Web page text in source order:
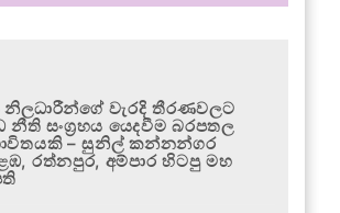
නිලධාරීන්ගේ වැරදි තීරණවලට
නීති සංග්‍රහය යෙදවීම බරපතල
– සුනිල් කන්නන්ගර
රත්නපුර, අම්පාර හිටපු මහ